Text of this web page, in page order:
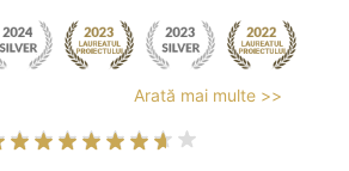
Arată mai multe >>